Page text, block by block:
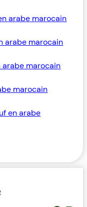
arabe marocain
arabe marocain
marocain
marocain
en arabe